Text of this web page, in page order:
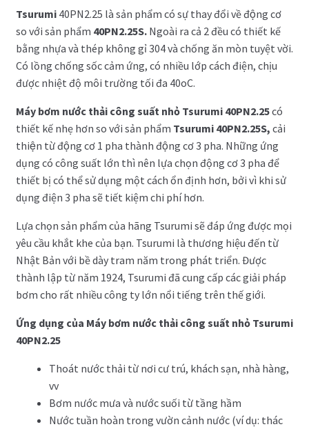
Hỏi – Đáp
Tsurumi 40PN2.25 là sản phẩm có sự thay đổi về động cơ
so với sản phẩm 40PN2.25S. Ngoài ra cả 2 đều có thiết kế
bằng nhựa và thép không gỉ 304 và chống ăn mòn tuyệt vời.
Có lồng chống sốc cảm ứng, có nhiều lớp cách điện, chịu
được nhiệt độ môi trường tối đa 40oC.
Máy bơm nước thải công suất nhỏ Tsurumi 40PN2.25có
thiết kế nhẹ hơn so với sản phẩm Tsurumi 40PN2.25S, cải
thiện từ động cơ 1 pha thành động cơ 3 pha. Những ứng
dụng có công suất lớn thì nên lựa chọn động cơ 3 pha để
thiết bị có thể sử dụng một cách ổn định hơn, bởi vì khi sử
dụng điện 3 pha sẽ tiết kiệm chi phí hơn.
Lựa chọn sản phẩm của hãng Tsurumi sẽ đáp ứng được mọi
yêu cầu khắt khe của bạn. Tsurumi là thương hiệu đến từ
Nhật Bản với bề dày tram năm trong phát triển. Được
thành lập từ năm 1924, Tsurumi đã cung cấp các giải pháp
bơm cho rất nhiều công ty lớn nổi tiếng trên thế giới.
Ứng dụng của Máy bơm nước thải công suất nhỏ Tsurumi
40PN2.25
Thoát nước thải từ nơi cư trú, khách sạn, nhà hàng,
vv
Bơm nước mưa và nước suối từ tầng hầm
Nước tuần hoàn trong vườn cảnh nước (ví dụ: thác